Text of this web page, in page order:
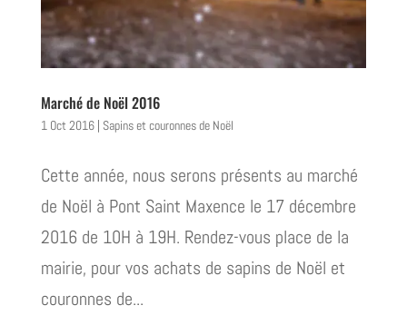
Marché de Noël 2016
1 Oct 2016| Sapins et couronnes de Noël
Cette année, nous serons présents au marché
de Noël à Pont Saint Maxence le 17 décembre
2016 de 10H à 19H. Rendez-vous place de la
mairie, pour vos achats de sapins de Noël et
couronnes de...